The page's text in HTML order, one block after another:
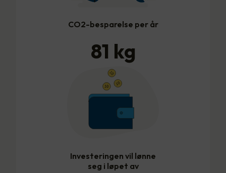
CO2-besparelse per år
81 kg
Investeringen vil lønne
seg i løpet av